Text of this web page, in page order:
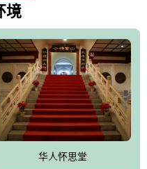
缘阁、百家姓觅宗长廊等。
建筑风格。蓝色的琉璃瓦屋
雕刻的雄狮、华表，花岗岩
松柏与万里长城浑然一体、
堂大殿入口两侧是用蜡染技
长城文化与炎黄始祖，小环
，意喻着往生者与长城同
品德与山河同在，与日月同
境
华人怀思堂